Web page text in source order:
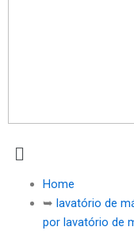
Menu
Home
➥ lavatório de
por lavatório de